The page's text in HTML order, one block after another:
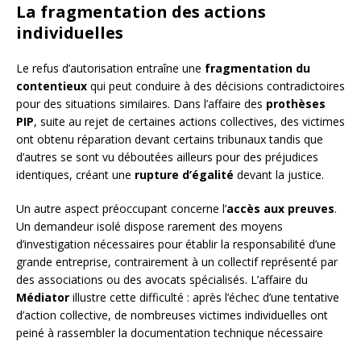
La fragmentation des actions
individuelles
Le refus d’autorisation entraîne une fragmentation du
contentieux qui peut conduire à des décisions contradictoires
pour des situations similaires. Dans l’affaire des prothèses
PIP, suite au rejet de certaines actions collectives, des victimes
ont obtenu réparation devant certains tribunaux tandis que
d’autres se sont vu déboutées ailleurs pour des préjudices
identiques, créant une rupture d’égalité devant la justice.
Un autre aspect préoccupant concerne l’accès aux preuves.
Un demandeur isolé dispose rarement des moyens
d’investigation nécessaires pour établir la responsabilité d’une
grande entreprise, contrairement à un collectif représenté par
des associations ou des avocats spécialisés. L’affaire du
Médiator illustre cette difficulté : après l’échec d’une tentative
d’action collective, de nombreuses victimes individuelles ont
peiné à rassembler la documentation technique nécessaire